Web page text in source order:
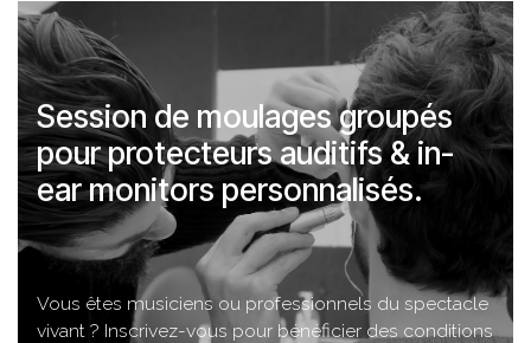
Session de moulages groupés
pour protecteurs auditifs & in-
ear monitors personnalisés.
Vous êtes musiciens ou professionnels du spectacle
vivant ? Inscrivez-vous pour bénéficier des conditions